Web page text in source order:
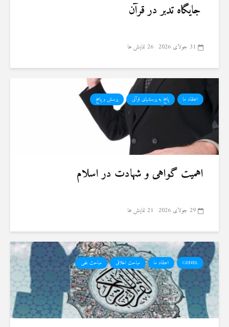
جایگاه تدبر در قرآن
31 جولای 2026 26 نمایش ها
اعتقاد ما پاسخ به پرسشهای قرآنی پرسش و پاسخ
اهمیت گواهی و شهادت در اسلام
29 جولای 2026 21 نمایش ها
GENEL اعتقاد ما مباحث اخلاقی مباحث علمی